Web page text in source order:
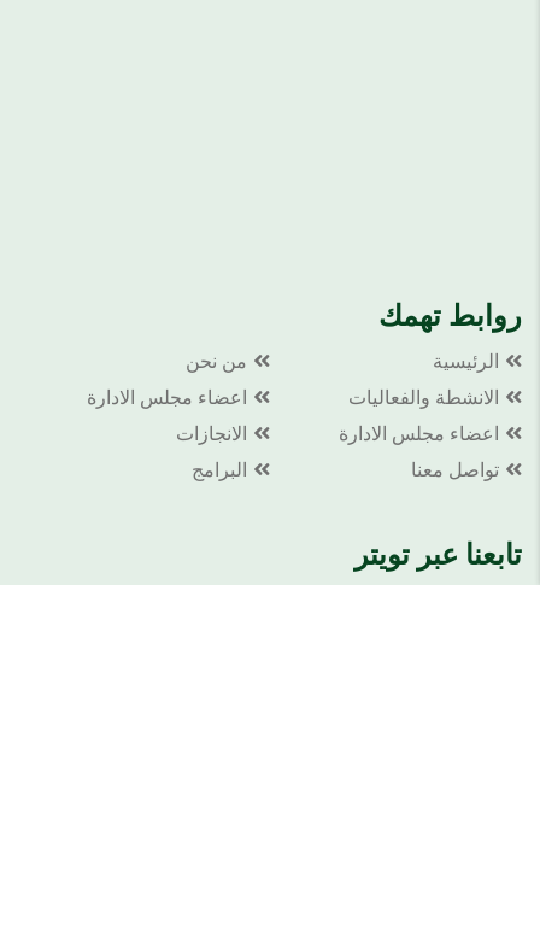
روابط تهمك
الرئيسية
من نحن
الانشطة والفعاليات
اعضاء مجلس الادارة
اعضاء مجلس الادارة
الانجازات
تواصل معنا
البرامج
تابعنا عبر تويتر